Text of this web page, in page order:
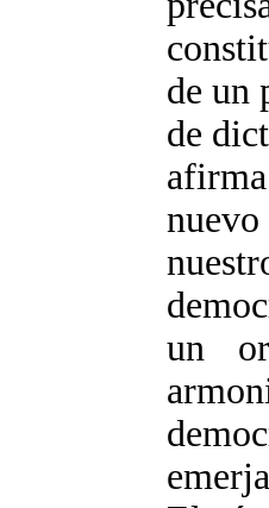
de un
de
un